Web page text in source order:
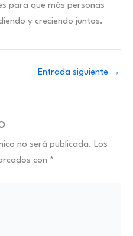
para que más personas
y creciendo juntos.
Entrada siguiente →
no será publicada. Los
con *